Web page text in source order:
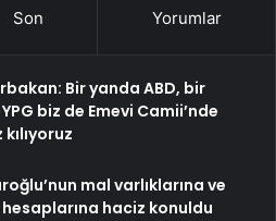
Son Yorumlar
Bir yanda ABD, bir
biz de Emevi Camii’nde
mal varlıklarına ve
haciz konuldu